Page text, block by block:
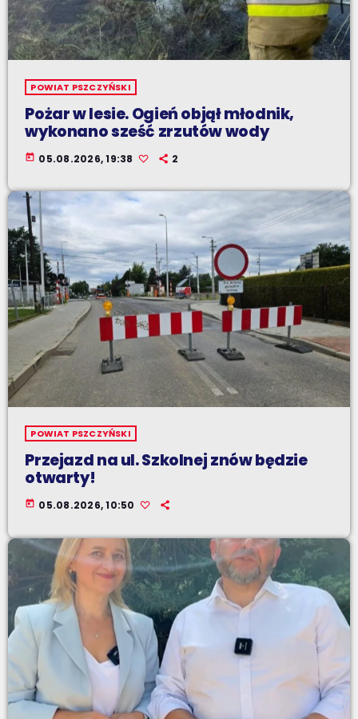
POWIAT PSZCZYŃSKI
Pożar w lesie. Ogień objął młodnik,
wykonano sześć zrzutów wody
today 05.08.2026, 19:38 2
POWIAT PSZCZYŃSKI
Przejazd na ul. Szkolnej znów będzie
otwarty!
today 05.08.2026, 10:50